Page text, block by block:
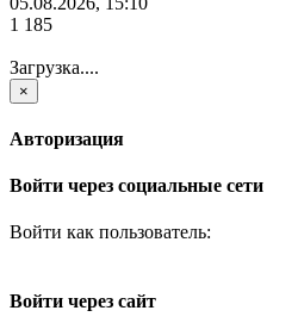
1 185
Загрузка....
×
Авторизация
Войти через социальные сети
Войти как пользователь:
Войти через сайт